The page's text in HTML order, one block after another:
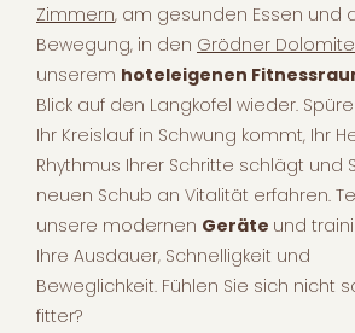
Zimmern, am gesunden Essen und
Bewegung, in den Grödner
unserem hoteleigenen
Blick auf den Langkofel wieder.
Ihr Kreislauf in Schwung kommt, Ihr
Rhythmus Ihrer Schritte schlägt und
neuen Schub an Vitalität erfahren.
unsere modernen Geräte und
Ihre Ausdauer, Schnelligkeit und
Beweglichkeit. Fühlen Sie sich nicht
fitter?